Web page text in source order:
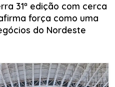
31ª edição com cerca
força como uma
do Nordeste